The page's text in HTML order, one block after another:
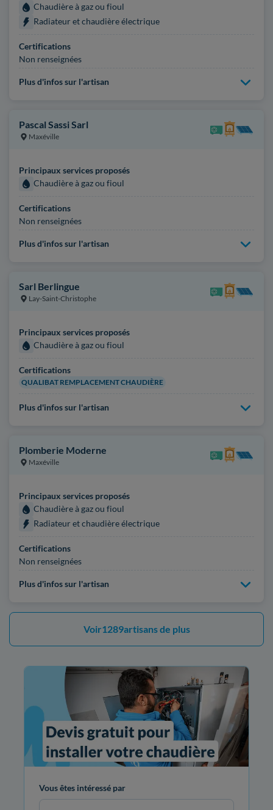
Chaudière à gaz ou fioul
Radiateur et chaudière électrique
Certifications
Non renseignées
Plus d'infos sur l'artisan
Pascal Sassi Sarl
Maxéville
Principaux services proposés
Chaudière à gaz ou fioul
Certifications
Non renseignées
Plus d'infos sur l'artisan
Sarl Berlingue
Lay-Saint-Christophe
Principaux services proposés
Chaudière à gaz ou fioul
Certifications
QUALIBAT REMPLACEMENT CHAUDIÈRE
Plus d'infos sur l'artisan
Plomberie Moderne
Maxéville
Principaux services proposés
Chaudière à gaz ou fioul
Radiateur et chaudière électrique
Certifications
Non renseignées
Plus d'infos sur l'artisan
Voir1289artisans de plus
Vous êtes intéressé par